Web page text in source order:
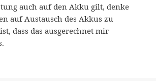
auch auf den Akku gilt, denke
auf Austausch des Akkus zu
dass das ausgerechnet mir
3 Monate HTC One